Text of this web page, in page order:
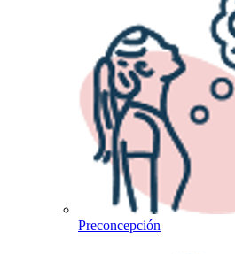
Preconcepción